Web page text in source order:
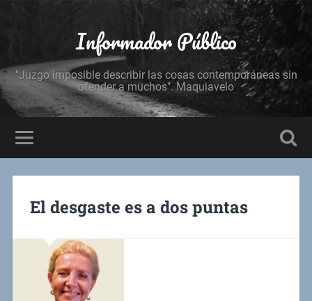
Informador Público
"Juzgo imposible describir las cosas contemporáneas sin
ofender a muchos". Maquiavelo
El desgaste es a dos puntas